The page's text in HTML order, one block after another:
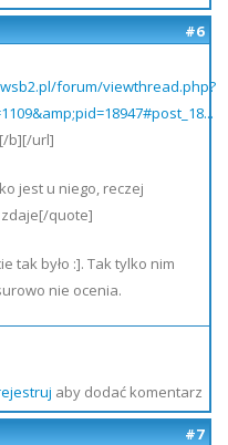
#6
forum/viewthread.php?
b][/url]
jest u niego, reczej
quote]
tak było :]. Tak tylko nim
nie ocenia.
aby dodać komentarz
#7